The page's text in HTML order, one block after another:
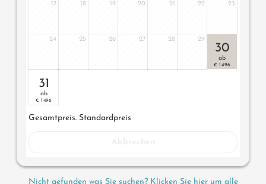
17 18 19 20 21 22 23
24 25 26 27 28 29
30
ab
€ 1.496
31
ab
€ 1.496
Gesamtpreis. Standardpreis
Nicht gefunden was Sie suchen? Klicken Sie hier um alle